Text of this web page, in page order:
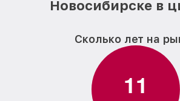
Замена клавиш и уплотнителей
внутрикорпусная цифрового пианино
Ремонт корпусных элементов
цифрового пианино Yamaha
Новосибирске в
Сколько лет на
11